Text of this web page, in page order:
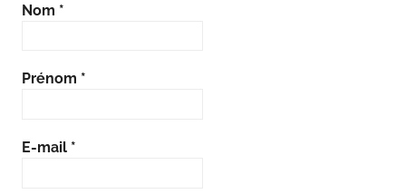
Nom *
Prénom *
E-mail *